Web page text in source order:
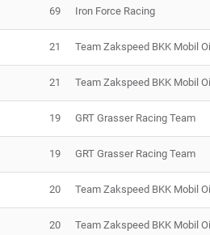
69 Iron Force Racing
21 Team Zakspeed BKK Mobil
21 Team Zakspeed BKK Mobil
19 GRT Grasser Racing Team
19 GRT Grasser Racing Team
20 Team Zakspeed BKK Mobil
20 Team Zakspeed BKK Mobil